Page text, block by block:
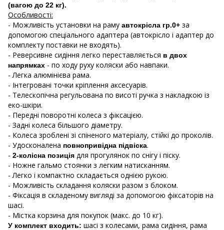
(вагою до 22 кг).
Особливості:
- Можливість установки на раму автокрісла гр.0+ за
допомогою спеціального адаптера (автокрісло і адаптер до
комплекту поставки не входять).
- Реверсивне сидіння легко переставляється в двох
напрямках - по ходу руху коляски або навпаки.
- Легка алюмінієва рама.
- Інтегровані точки кріплення аксесуарів.
- Телескопічна регульована по висоті ручка з накладкою із
еко-шкіри.
- Передні поворотні колеса з фіксацією.
- Задні колеса більшого діаметру.
- Колеса зроблені зі спіненого матеріалу, стійкі до проколів.
- Удосконалена повнопривідна підвіска.
- 2-колісна позиція для прогулянок по снігу і піску.
- Ножне гальмо стоянки з легким натисканням.
- Легко і компактно складається однією рукою.
- Можливість складання коляски разом з блоком.
- Фіксація в складеному вигляді за допомогою фіксаторів на
шасі.
- Містка корзина для покупок (макс. до 10 кг).
У комплект входить: шасі з колесами, рама сидіння, рама